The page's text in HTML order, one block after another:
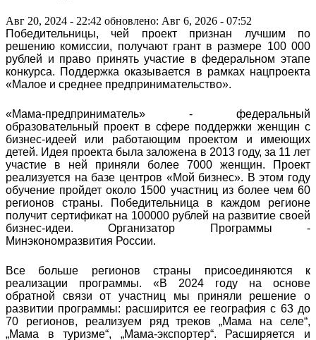
Авг 20, 2024 - 22:42 обновлено: Авг 6, 2026 - 07:52
Победительницы, чей проект признан лучшим по
решению комиссии, получают грант в размере 100 000
рублей и право принять участие в федеральном этапе
конкурса. Поддержка оказывается в рамках нацпроекта
«Малое и среднее предпринимательство».
«Мама-предприниматель» - федеральный
образовательный проект в сфере поддержки женщин с
бизнес-идеей или работающим проектом и имеющих
детей. Идея проекта была заложена в 2013 году, за 11 лет
участие в ней приняли более 7000 женщин. Проект
реализуется на базе центров «Мой бизнес». В этом году
обучение пройдет около 1500 участниц из более чем 60
регионов страны. Победительница в каждом регионе
получит сертификат на 100000 рублей на развитие своей
бизнес-идеи. Организатор Программы -
Минэкономразвития России.
Все больше регионов страны присоединяются к
реализации программы. «В 2024 году на основе
обратной связи от участниц мы приняли решение о
развитии программы: расширится ее география с 63 до
70 регионов, реализуем ряд треков „Мама на селе“,
„Мама в туризме“, „Мама-экспортер“. Расширяется и